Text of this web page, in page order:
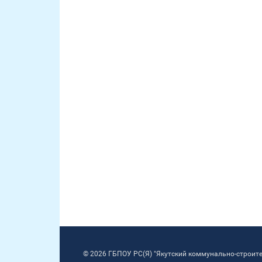
© 2026 ГБПОУ РС(Я) "Якутский коммунально-